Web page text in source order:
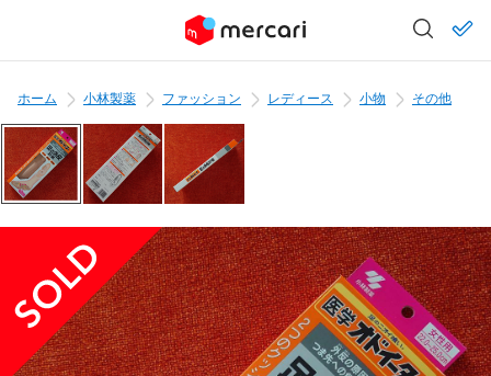
ホーム 小林製薬 ファッション レディース 小物 その他